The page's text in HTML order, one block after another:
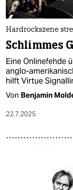
Hardrockszene
Schlimmes
Eine Onlinefehde
anglo-
hilft Virtue
Von Benjamin
22.7.2025